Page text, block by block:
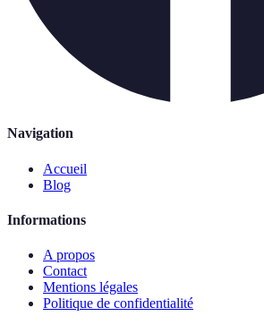
Navigation
Accueil
Blog
Informations
A propos
Contact
Mentions légales
Politique de confidentialité